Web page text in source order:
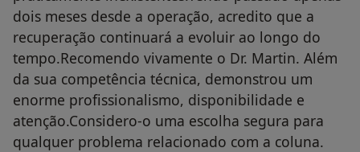
dois meses desde a operação, acredito que a
recuperação continuará a evoluir ao longo do
tempo.Recomendo vivamente o Dr. Martin. Além
da sua competência técnica, demonstrou um
enorme profissionalismo, disponibilidade e
atenção.Considero-o uma escolha segura para
qualquer problema relacionado com a coluna.